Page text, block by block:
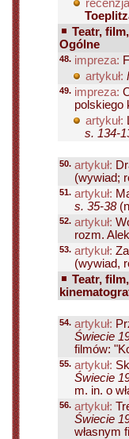
Teatr,
Ogólne
48. impreza:
artykuł:
49. impreza:
polskiego
artykuł:
s. 134-
50. artykuł:
(wywiad;
51. artykuł:
s. 35-38
52. artykuł:
rozm.
53. artykuł:
(wywiad,
Teatr,
54. artykuł:
Świecie
filmów:
55. artykuł:
Świecie
m. in. o
56. artykuł:
Świecie
własnym